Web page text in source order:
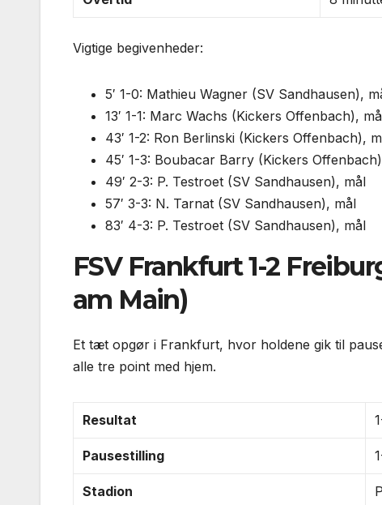
Vigtige begivenheder:
5′ 1-0: Mathieu Wagner (SV Sandhausen),
13′ 1-1: Marc Wachs (Kickers Offenbach),
43′ 1-2: Ron Berlinski (Kickers Offenbach),
45′ 1-3: Boubacar Barry (Kickers
49′ 2-3: P. Testroet (SV Sandhausen), mål
57′ 3-3: N. Tarnat (SV Sandhausen), mål
83′ 4-3: P. Testroet (SV Sandhausen), mål
FSV Frankfurt 1-2
am Main)
Et tæt opgør i Frankfurt, hvor holdene gik til
alle tre point med hjem.
Resultat
Pausestilling
Stadion